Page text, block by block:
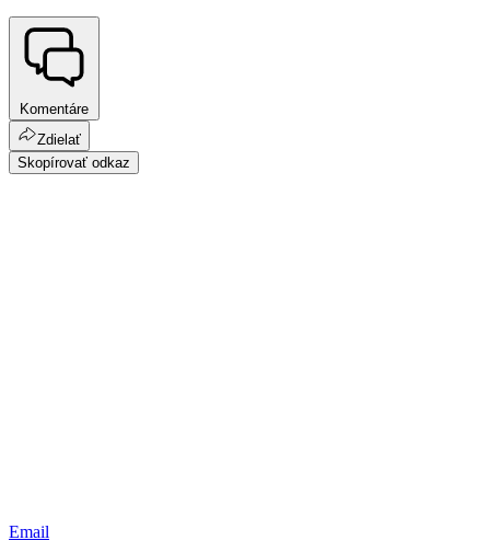
Komentáre
Zdielať
Skopírovať odkaz
Email